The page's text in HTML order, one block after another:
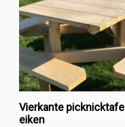
Vierkante picknicktafel
eiken